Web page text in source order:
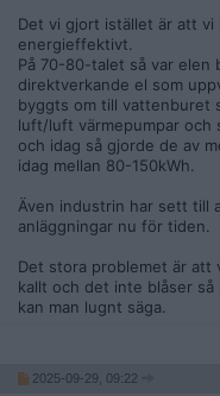
Det vi gjort istället är att
energieffektivt.
På 70-80-talet så var elen
direktverkande el som
byggts om till vattenburet
luft/luft värmepumpar och
och idag så gjorde de av
idag mellan 80-150kWh.
Även industrin har sett till
anläggningar nu för tiden.
Det stora problemet är att
kallt och det inte blåser
kan man lugnt säga.
2025-09-29, 09:22